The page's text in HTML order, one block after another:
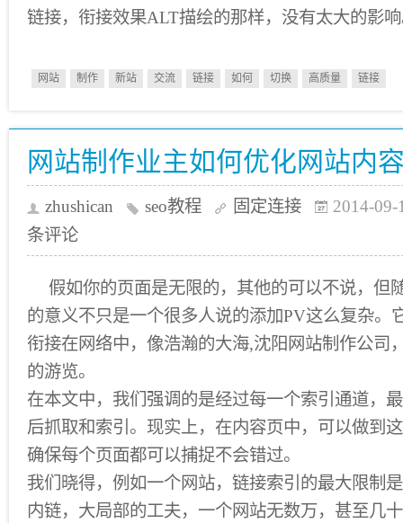
链接，衔接效果ALT描绘的那样，没有太大的影
网站 制作 新站 交流 链接 如何 切换 高质量 链接
网站制作业主如何优化网站内
zhushican seo教程 固定连接
2014-09-
条评论
假如你的页面是无限的，其他的可以不说，但
的意义不只是一个很多人说的添加PV这么复杂。
衔接在网络中，像浩瀚的大海,沈阳网站制作公司
的游览。
在本文中，我们强调的是经过每一个索引通道，
后抓取和索引。现实上，在内容页中，可以做到
确保每个页面都可以捕捉不会错过。
我们晓得，例如一个网站，链接索引的最大限制
内链，大局部的工夫，一个网站无数万，甚至几